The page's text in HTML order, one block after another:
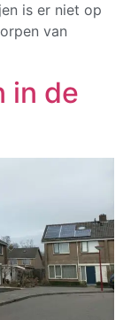
is er niet op
van
in de